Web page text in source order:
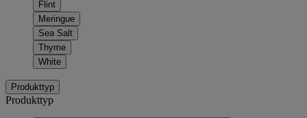
Flint
Meringue
Sea Salt
Thyme
White
Produkttyp
Produkttyp